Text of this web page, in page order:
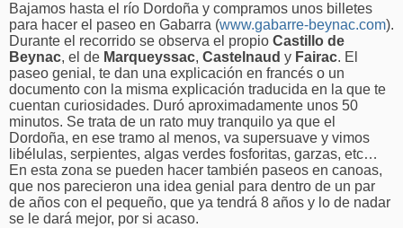
Bajamos hasta el río Dordoña y compramos unos billetes
para hacer el paseo en Gabarra (www.gabarre-beynac.com).
Durante el recorrido se observa el propio Castillo de
Beynac, el de Marqueyssac, Castelnaud y Fairac. El
paseo genial, te dan una explicación en francés o un
documento con la misma explicación traducida en la que te
cuentan curiosidades. Duró aproximadamente unos 50
minutos. Se trata de un rato muy tranquilo ya que el
Dordoña, en ese tramo al menos, va supersuave y vimos
libélulas, serpientes, algas verdes fosforitas, garzas, etc…
En esta zona se pueden hacer también paseos en canoas,
que nos parecieron una idea genial para dentro de un par
de años con el pequeño, que ya tendrá 8 años y lo de nadar
se le dará mejor, por si acaso.